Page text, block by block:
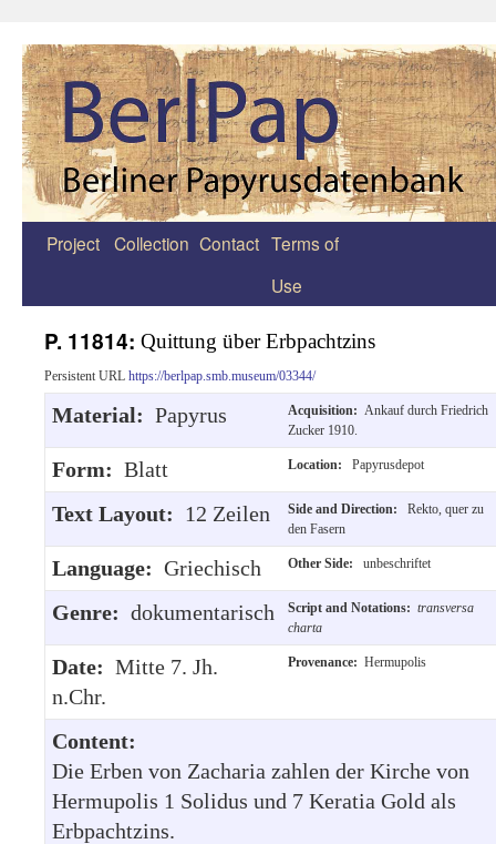
Zum
Project Collection Contact Terms of
Use
P. 11814: Quittung über Erbpachtzins
Persistent URL https://berlpap.smb.museum/03344/
Material: Papyrus Acquisition: Ankauf durch Friedrich
Zucker 1910.
Form: Blatt Location: Papyrusdepot
Text Layout: 12 Zeilen Side and Direction:
Rekto, quer zu
den Fasern
Language: Griechisch Other Side: unbeschriftet
Genre: dokumentarisch Script and Notations: transversa
charta
Date: Mitte 7. Jh.
n.Chr.
Provenance: Hermupolis
Content:
Die Erben von Zacharia zahlen der Kirche von
Hermupolis 1 Solidus und 7 Keratia Gold als
Erbpachtzins.